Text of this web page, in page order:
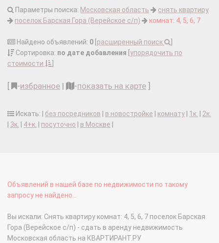
Параметры поиска: Московская область
снять квартиру
поселок Барская Гора (Верейское с/п)
комнат: 4, 5, 6, 7
Найдено объявлений: 0 расширенный поиск
Сортировка: по дате добавления упорядочить по
стоимости
-избранное | -показать на карте
Искать: | без посредников в новостройке комнату 1к.
2к.
3к. 4+к. посуточно в Москве
Объявлений в нашей базе по недвижимости по такому
запросу не найдено...
Вы искали: Снять квартиру комнат: 4, 5, 6, 7 поселок Барская
Гора (Верейское с/п) - сдать в аренду недвижимость
Московская область на КВАРТИРАНТ.РУ